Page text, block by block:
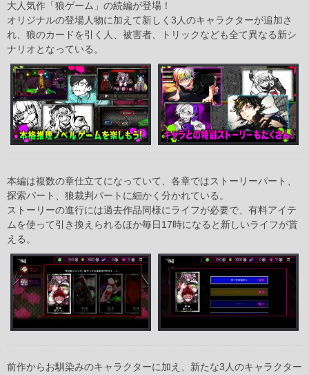
大人気作「狼ゲーム」の続編が登場！
オリジナルの登場人物に加えて新しく3人のキャラクターが追加さ
れ、狼のカードを引く人、被害者、トリックなども全て異なる新シ
ナリオとなっている。
本編は複数の章仕立てになっていて、各章ではストーリーパート、
探索パート、狼裁判パートに細かく分かれている。
ストーリーの進行には過去作品同様にライフが必要で、有料アイテ
ムを使って引き換えられるほか毎日17時になると新しいライフが貰
える。
前作からお馴染みのキャラクターに加え、新たな3人のキャラクター